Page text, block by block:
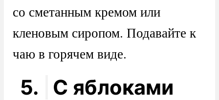
со сметанным кремом или
кленовым сиропом. Подавайте к
чаю в горячем виде.
5. С яблоками